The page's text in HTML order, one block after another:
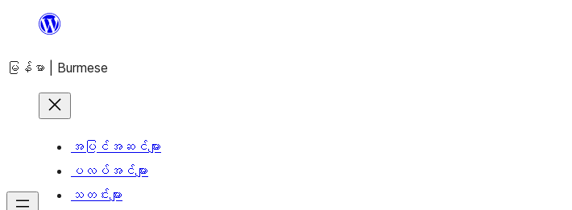
အကြောင်းအရာ
ကျော်သွား
မြန်မာ | Burmese
အပြင်အဆင်များ
ပလပ်အင်များ
သတင်းများ